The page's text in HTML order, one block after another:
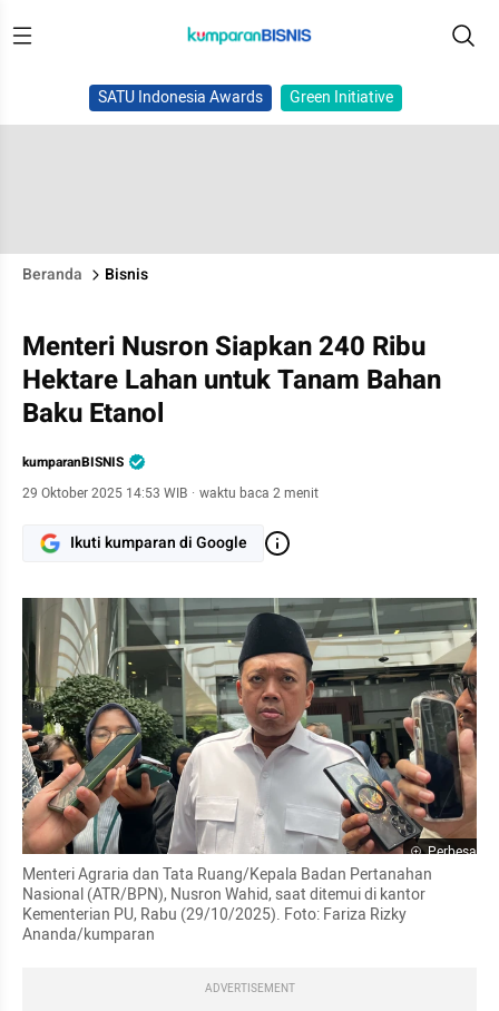
SATU Indonesia Awards Green Initiative
Beranda Bisnis
Menteri Nusron Siapkan 240 Ribu
Hektare Lahan untuk Tanam Bahan
Baku Etanol
kumparanBISNIS
29 Oktober 2025 14:53 WIB · waktu baca 2 menit
Ikuti kumparan di Google
Perbesar
Menteri Agraria dan Tata Ruang/Kepala Badan Pertanahan
Nasional (ATR/BPN), Nusron Wahid, saat ditemui di kantor
Kementerian PU, Rabu (29/10/2025). Foto: Fariza Rizky
Ananda/kumparan
ADVERTISEMENT